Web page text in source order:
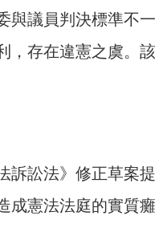
與議員判決標準不
，存在違憲之虞。
訴訟法》修正草案
成憲法法庭的實質